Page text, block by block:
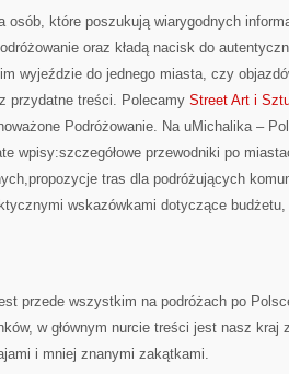
osób, które poszukują wiarygodnych
oraz kładą nacisk do
wyjeździe do jednego miasta, czy
przydatne treści. Polecamy Street Art i
Podróżowanie. Na uMichalika –
wpisy:szczegółowe przewodniki po
tras dla podróżujących
wskazówkami dotyczące budżetu,
przede wszystkim na podróżach po
w głównym nurcie treści jest nasz kraj
i mniej znanymi zakątkami.